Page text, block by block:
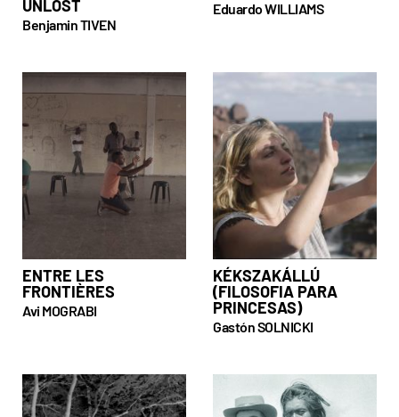
UNLOST
Benjamin TIVEN
Eduardo WILLIAMS
ENTRE LES
FRONTIÈRES
Avi MOGRABI
KÉKSZAKÁLLÚ
(FILOSOFIA PARA
PRINCESAS)
Gastón SOLNICKI